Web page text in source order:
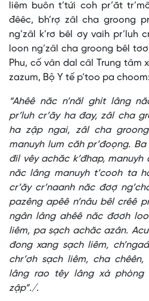
liêm buôn t’tứi coh pr’ăt
đêêc, bh’rợ zâl cha groong
ng’zâl k’rơ bêl ơy vaih pr’luh
loon ng’zâl cha groong bêl
Phu, cố vân dal câl Trung tâm
zazum, Bộ Y tế p’too pa choom:
“Ahêê năc n’năl ghít lâng
pr’luh cr’ăy ha đay, zâl cha
ha zập ngai, zâl cha
manuyh lum căh pr’đoọng.
đil vêy achăc k’đhap, manuyh
năc lâng manuyh t’cooh ta
cr’ăy cr’naanh năc đơợ
pazêng apêê n’nâu bêl crêê
ngân lâng ahêê năc đơơh
liêm, pa sạch achăc azân.
đong xang sạch liêm,
chr’ơh sạch liêm, cha
lâng rao têy lâng xà phòng
zập”./.